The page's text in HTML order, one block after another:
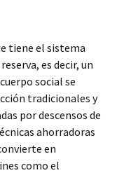
tiene el sistema
es decir, un
social se
tradicionales y
por descensos de
ahorradoras
en
como el